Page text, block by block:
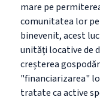
mare pe
comunitatea lor
binevenit, acest
unități locative de
creșterea
"financiarizarea"
tratate ca active